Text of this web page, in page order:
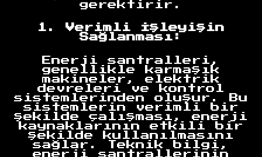
gerektirir.
1. Verimli İşleyişin
Sağlanması:
Enerji santralleri,
genellikle karmaşık
makineler, elektrik
devreleri ve kontrol
sistemlerinden oluşur. Bu
sistemlerin verimli bir
şekilde çalışması, enerji
kaynaklarının etkili bir
şekilde kullanılmasını
sağlar. Teknik bilgi,
enerji santrallerinin